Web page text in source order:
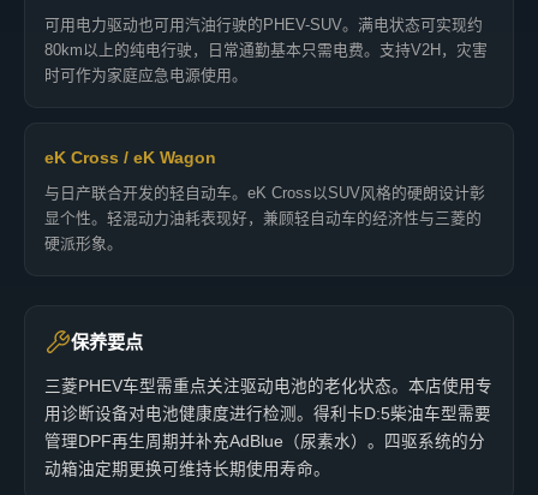
可用电力驱动也可用汽油行驶的PHEV-SUV。满电状态可实现约
80km以上的纯电行驶，日常通勤基本只需电费。支持V2H，灾害
时可作为家庭应急电源使用。
eK Cross / eK Wagon
与日产联合开发的轻自动车。eK Cross以SUV风格的硬朗设计彰
显个性。轻混动力油耗表现好，兼顾轻自动车的经济性与三菱的
硬派形象。
保养要点
三菱PHEV车型需重点关注驱动电池的老化状态。本店使用专
用诊断设备对电池健康度进行检测。得利卡D:5柴油车型需要
管理DPF再生周期并补充AdBlue（尿素水）。四驱系统的分
动箱油定期更换可维持长期使用寿命。